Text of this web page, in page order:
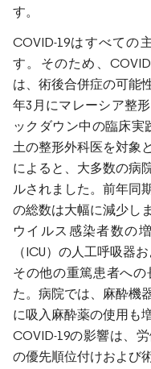
す。
COVID-19はすべての
す。そのため、
は、術後合併症の可能
年3月にマレーシア整
ックダウン中の臨床実
土の整形外科医を対象
によると、大多数の病
ルされました。前年同
の総数は大幅に減少し
ウイルス感染者数の
（ICU）の人工呼吸器
その他の重篤患者へ
た。病院では、麻酔機
に吸入麻酔薬の使用も
COVID-19の影響は、
の優先順位付けおよび